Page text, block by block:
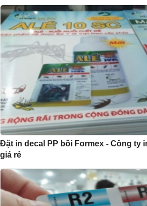
Đặt in decal PP bồi Formex - Công ty
giá rẻ